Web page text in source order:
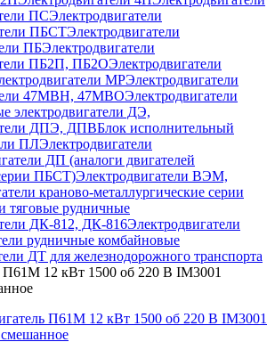
ПСЭлектродвигатели
ПБСТЭлектродвигатели
ПБЭлектродвигатели
ПБ2П, ПБ2ОЭлектродвигатели
МРЭлектродвигатели
47MBH, 47МВОЭлектродвигатели
электродвигатели ДЭ,
ДПЭ, ДПВБлок исполнительный
ПЛЭлектродвигатели
ДП (аналоги двигателей
ПБСТ)Электродвигатели ВЭМ,
краново-металлургические серии
тяговые рудничные
ДК-812, ДК-816Электродвигатели
рудничные комбайновые
ДТ для железнодорожного транспорта
П61М 12 кВт 1500 об 220 В IM3001